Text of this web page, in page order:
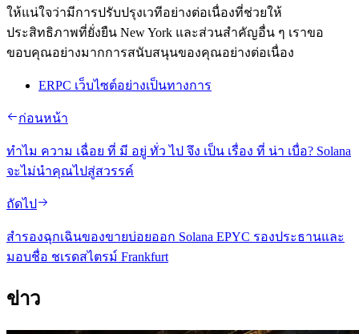
ให้แน่ใจว่ามีการปรับปรุงเวทีอย่างต่อเนื่องที่ช่วยให้
ประสิทธิภาพที่ยั่งยืน New York และส่วนสําคัญอื่น ๆ เราขอ
ขอบคุณอย่างมากการสนับสนุนของคุณอย่างต่อเนื่อง
ERPC เว็บไซต์อย่างเป็นทางการ
ก่อนหน้า
ทําไม ความ เฉื่อย ที่ มี อยู่ ทั่ว ไป จึง เป็น เรื่อง ที่ น่า เบื่อ? Solana
จะไม่นําคุณไปสู่สวรรค์
ถัดไป
สํารองฉุกเฉินของขายบ่อยออก Solana EPYC รองประธานและ
มอบชื่อ ชเรดสไตรม์ Frankfurt
ข่าว